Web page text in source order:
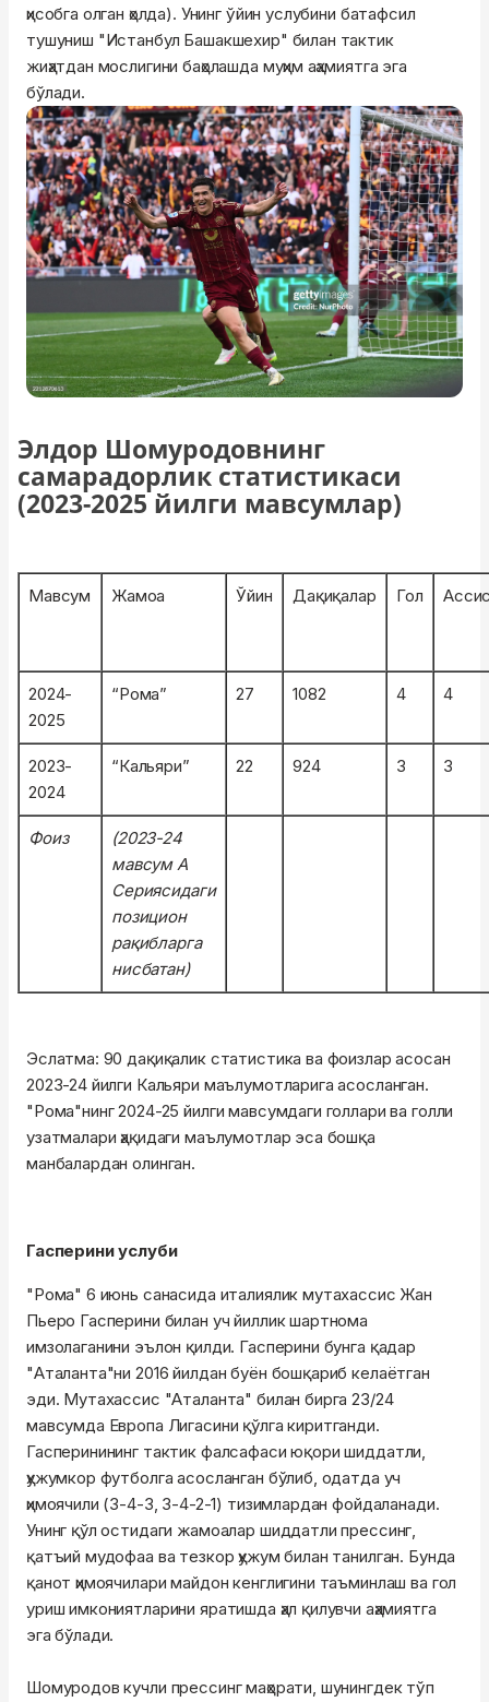
ҳисобга олган ҳолда). Унинг ўйин услубини батафсил
тушуниш "Истанбул Башакшехир" билан тактик
жиҳатдан мослигини баҳолашда муҳим аҳамиятга эга
бўлади.
Элдор Шомуродовнинг
самарадорлик статистикаси
(2023-2025 йилги мавсумлар)
Мавсум Жамоа Ўйин Дақиқалар Гол
2024-
2025
“Рома” 27 1082 4 4
2023-
2024
“Кальяри” 22 924 3 3
Фоиз
(2023-24
мавсум А
Сериясидаги
позицион
рақибларга
нисбатан)
Эслатма: 90 дақиқалик статистика ва фоизлар асосан
2023-24 йилги Кальяри маълумотларига асосланган.
"Рома"нинг 2024-25 йилги мавсумдаги голлари ва голли
узатмалари ҳақидаги маълумотлар эса бошқа
манбалардан олинган.
Гасперини услуби
"Рома" 6 июнь санасида италиялик мутахассис Жан
Пьеро Гасперини билан уч йиллик шартнома
имзолаганини эълон қилди. Гасперини бунга қадар
"Аталанта"ни 2016 йилдан буён бошқариб келаётган
эди. Мутахассис "Аталанта" билан бирга 23/24
мавсумда Европа Лигасини қўлга киритганди.
Гасперинининг тактик фалсафаси юқори шиддатли,
ҳужумкор футболга асосланган бўлиб, одатда уч
ҳимоячили (3-4-3, 3-4-2-1) тизимлардан фойдаланади.
Унинг қўл остидаги жамоалар шиддатли прессинг,
қатъий мудофаа ва тезкор ҳужум билан танилган. Бунда
қанот ҳимоячилари майдон кенглигини таъминлаш ва гол
уриш имкониятларини яратишда ҳал қилувчи аҳамиятга
эга бўлади.
Шомуродов кучли прессинг маҳорати, шунингдек тўп